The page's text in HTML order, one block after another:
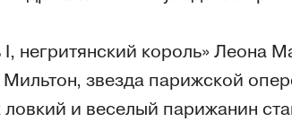
I, негритянский король» Леона
звезда парижской
ловкий и веселый парижанин